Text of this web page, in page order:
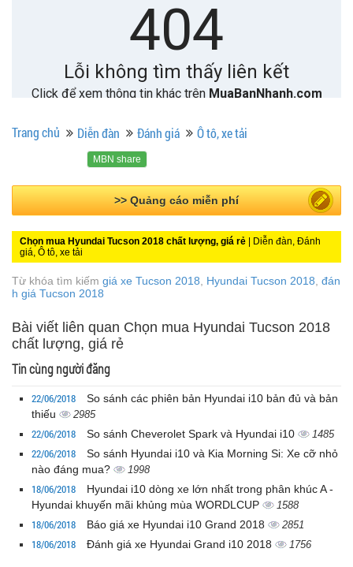
Trang chủ Diễn đàn Đánh giá Ô tô, xe tải
MBN share
>> Quảng cáo miễn phí
Chọn mua Hyundai Tucson 2018 chất lượng, giá rẻ | Diễn đàn, Đánh
giá, Ô tô, xe tải
Từ khóa tìm kiếm giá xe Tucson 2018 Hyundai Tucson 2018 đán
h giá Tucson 2018
Bài viết liên quan Chọn mua Hyundai Tucson 2018
chất lượng, giá rẻ
Tin cùng người đăng
22/06/2018
So sánh các phiên bản Hyundai i10 bản đủ và bản
thiếu
2985
22/06/2018 So sánh Cheverolet Spark và Hyundai i10 1485
22/06/2018
So sánh Hyundai i10 và Kia Morning Si: Xe cỡ nhỏ
nào đáng mua?
1998
18/06/2018
Hyundai i10 dòng xe lớn nhất trong phân khúc A -
Hyundai khuyến mãi khủng mùa WORDLCUP
1588
18/06/2018 Báo giá xe Hyundai i10 Grand 2018 2851
18/06/2018 Đánh giá xe Hyundai Grand i10 2018 1756